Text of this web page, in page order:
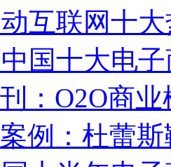
互联网十
国十大电
：O2O商
例：杜蕾